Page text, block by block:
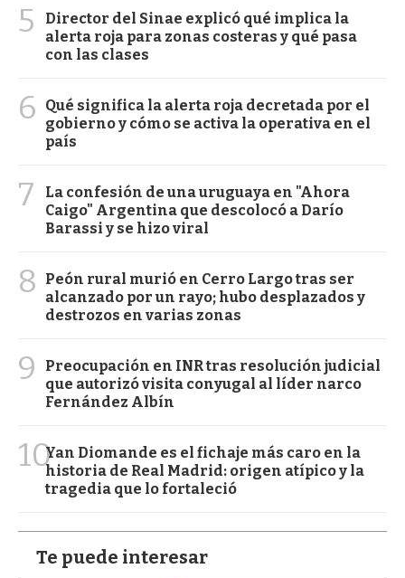
5
Director del Sinae explicó qué implica la
alerta roja para zonas costeras y qué pasa
con las clases
6
Qué significa la alerta roja decretada por el
gobierno y cómo se activa la operativa en el
país
7
La confesión de una uruguaya en "Ahora
Caigo" Argentina que descolocó a Darío
Barassi y se hizo viral
8
Peón rural murió en Cerro Largo tras ser
alcanzado por un rayo; hubo desplazados y
destrozos en varias zonas
9
Preocupación en INR tras resolución judicial
que autorizó visita conyugal al líder narco
Fernández Albín
10Yan Diomande es el fichaje más caro en la
historia de Real Madrid: origen atípico y la
tragedia que lo fortaleció
Te puede interesar